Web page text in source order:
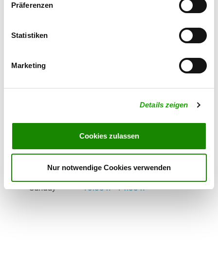
Präferenzen
Statistiken
Marketing
Details zeigen
Cookies zulassen
Nur notwendige Cookies verwenden
Welpenspielstunde, Junghundgruppe,
Ringtraining
Wednesday
Saturday 16:00 h - 22:00 h
Exercise times in winter:
Saturday 16:00 h - 22:00 h
Sunday 10:00 h - 14:00 h